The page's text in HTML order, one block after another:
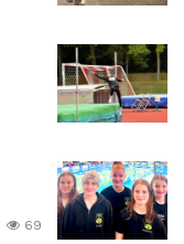
69